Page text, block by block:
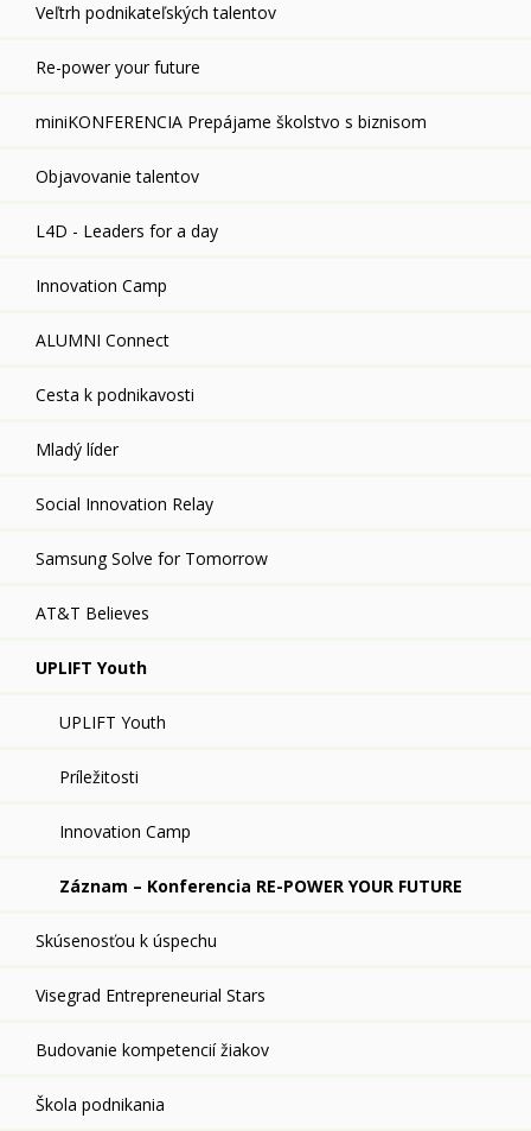
Veľtrh podnikateľských talentov
Re-power your future
miniKONFERENCIA Prepájame školstvo s biznisom
Objavovanie talentov
L4D - Leaders for a day
Innovation Camp
ALUMNI Connect
Cesta k podnikavosti
Mladý líder
Social Innovation Relay
Samsung Solve for Tomorrow
AT&T Believes
UPLIFT Youth
UPLIFT Youth
Príležitosti
Innovation Camp
Záznam – Konferencia RE-POWER YOUR FUTURE
Skúsenosťou k úspechu
Visegrad Entrepreneurial Stars
Budovanie kompetencií žiakov
Škola podnikania